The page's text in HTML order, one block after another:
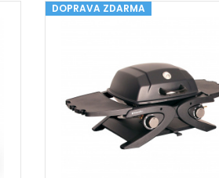
PŘIDAT DO KOŠÍKU
DOPRAVA ZDARMA